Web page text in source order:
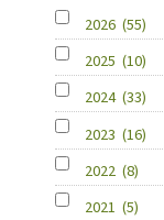
2026 (55)
2025 (10)
2024 (33)
2023 (16)
2022 (8)
2021 (5)